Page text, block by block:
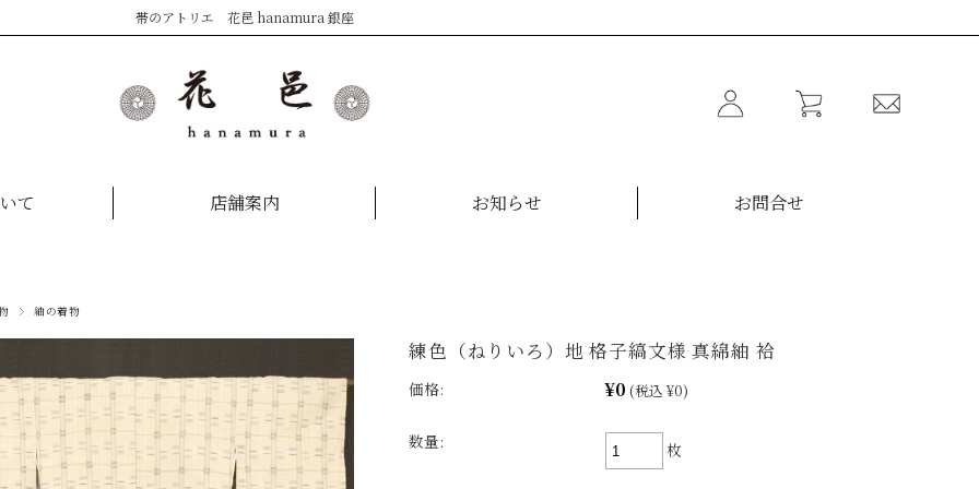
帯のアトリエ 花邑 hanamura 銀座
て 店舗案内 お知らせ お問合せ
紬の着物
練色（ねりいろ）地 格子縞文様 真綿紬 袷
価格: ¥0 (税込 ¥0)
数量: 枚